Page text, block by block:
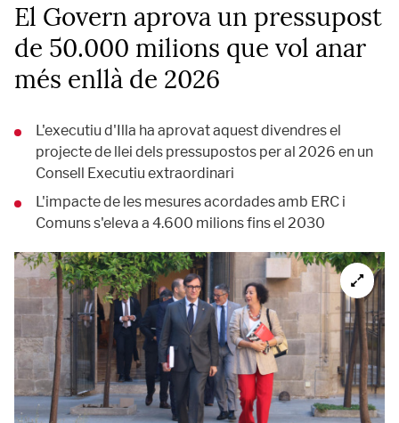
El Govern aprova un pressupost
de 50.000 milions que vol anar
més enllà de 2026
L'executiu d'Illa ha aprovat aquest divendres el
projecte de llei dels pressupostos per al 2026 en un
Consell Executiu extraordinari
L'impacte de les mesures acordades amb ERC i
Comuns s'eleva a 4.600 milions fins el 2030